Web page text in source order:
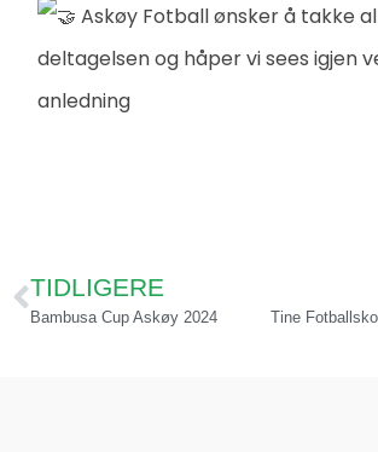
Askøy Fotball ønsker å takke
deltagelsen og håper vi sees igjen
anledning
TIDLIGERE
Bambusa Cup Askøy 2024